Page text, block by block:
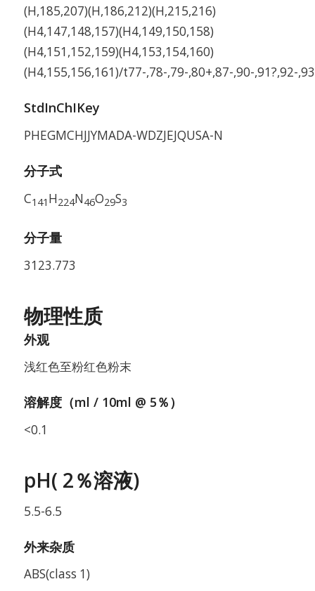
(H,185,207)(H,186,212)(H,215,216)
(H4,147,148,157)(H4,149,150,158)
(H4,151,152,159)(H4,153,154,160)
(H4,155,156,161)/t77-,78-,79-,80+,87-,90-,91?,92-
StdInChIKey
PHEGMCHJJYMADA-WDZJEJQUSA-N
分子式
C141 H224N46O29S3
分子量
3123.773
物理性质
外观
浅红色至粉红色粉末
溶解度（ml / 10ml @ 5％）
<0.1
pH( 2％溶液)
5.5-6.5
外来杂质
ABS(class 1)